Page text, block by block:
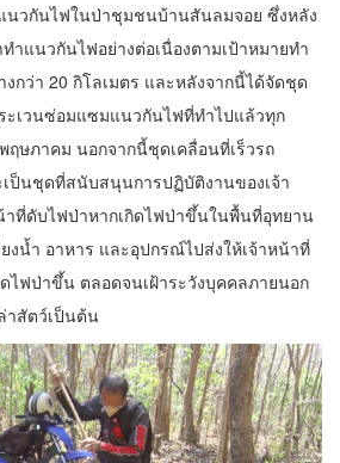
นวกันไฟในป่าชุมชนบ้านสันลมจอย ซึ่งหลัง
ำแนวกันไฟอย่างต่อเนื่องตามเป้าหมายทำ
กว่า 20 กิโลเมตร และหลังจากนี้ได้จัดชุด
ะเวนซ่อมแซมแนวกันไฟที่ทำไปแล้วทุก
ฤษภาคม นอกจากนี้ชุดเคลื่อนที่เร็วรถ
ป็นชุดที่สนับสนุนการปฏิบัติงานของเจ้า
ที่ดับไฟป่าหากเกิดไฟป่าขึ้นในพื้นที่อุทยาน
งน้ำ อาหาร และอุปกรณ์ไปส่งให้เจ้าหน้าที่
ไฟป่าขึ้น ตลอดจนเฝ้าระวังบุคคลภายนอก
าสัตว์เป็นต้น